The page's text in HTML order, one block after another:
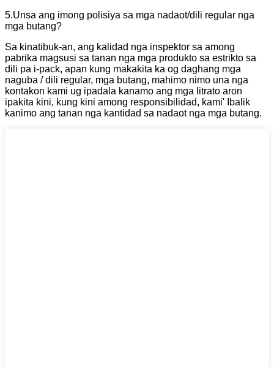
5.Unsa ang imong polisiya sa mga nadaot/dili regular nga
mga butang?
Sa kinatibuk-an, ang kalidad nga inspektor sa among
pabrika magsusi sa tanan nga mga produkto sa estrikto sa
dili pa i-pack, apan kung makakita ka og daghang mga
naguba / dili regular, mga butang, mahimo nimo una nga
kontakon kami ug ipadala kanamo ang mga litrato aron
ipakita kini, kung kini among responsibilidad, kami' Ibalik
kanimo ang tanan nga kantidad sa nadaot nga mga butang.